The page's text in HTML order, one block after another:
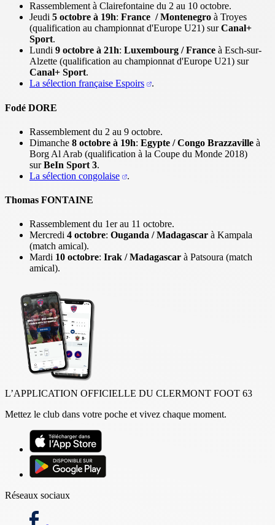
Rassemblement à Clairefontaine du 2 au 10 octobre.
Jeudi 5 octobre à 19h: France / Montenegro à Troyes
(qualification au championnat d'Europe U21) surCanal+
Sport.
Lundi 9 octobre à 21h: Luxembourg / France à Esch-sur-
Alzette (qualification au championnat d'Europe U21) sur
Canal+ Sport.
La sélection française Espoirs
.
Fodé DORE
Rassemblement du 2 au 9 octobre.
Dimanche 8 octobre à 19h: Egypte / Congo Brazzaville à
Borg Al Arab (qualification à la Coupe du Monde 2018)
surBeIn Sport 3.
La sélection congolaise
.
Thomas FONTAINE
Rassemblement du 1er au 11 octobre.
Mercredi 4 octobre: Ouganda / Madagascar à Kampala
(match amical).
Mardi 10 octobre: Irak / Madagascar à Patsoura (match
amical).
L’APPLICATION OFFICIELLE DU CLERMONT FOOT 63
Mettez le club dans votre poche et vivez chaque moment.
Réseaux sociaux